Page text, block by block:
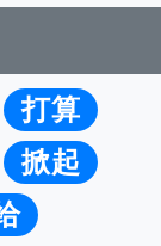
打算
掀起